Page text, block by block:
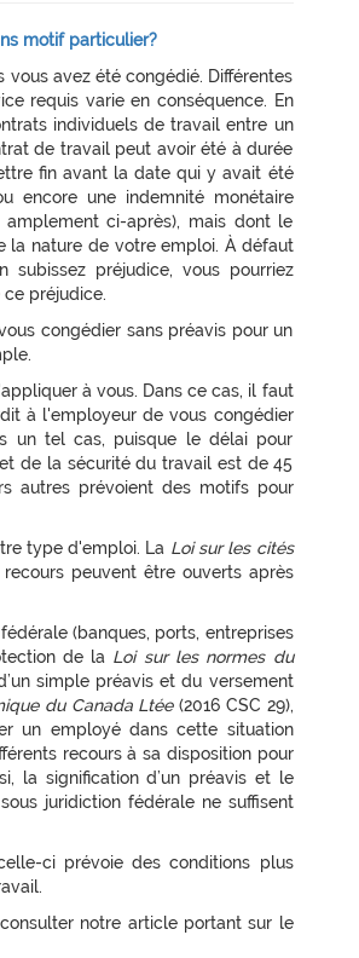
motif particulier?
avez été congédié. Différentes
requis varie en conséquence. En
individuels de travail entre un
de travail peut avoir été à durée
fin avant la date qui y avait été
encore une indemnité monétaire
ci-après), mais dont le
la nature de votre emploi. À défaut
préjudice, vous pourriez
préjudice.
congédier sans préavis pour un
à vous. Dans ce cas, il faut
à l'employeur de vous congédier
un tel cas, puisque le délai pour
de la sécurité du travail est de 45
autres prévoient des motifs pour
type d'emploi. La Loi sur les cités
peuvent être ouverts après
(banques, ports, entreprises
de la Loi sur les normes du
simple préavis et du versement
du Canada Ltée(2016 CSC 29),
un employé dans cette situation
recours à sa disposition pour
la signification d’un préavis et le
juridiction fédérale ne suffisent
ci prévoie des conditions plus
notre article portant sur le